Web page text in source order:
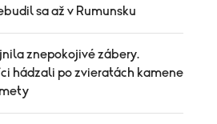
sa až v Rumunsku
znepokojivé zábery.
hádzali po zvieratách kamene